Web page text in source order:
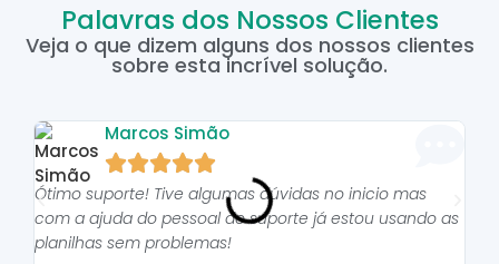
Palavras dos Nossos Clientes
Veja o que dizem alguns dos nossos clientes
sobre esta incrível solução.
Marcos Simão

Ótimo suporte! Tive algumas dúvidas no inicio mas
com a ajuda do pessoal do suporte já estou usando as
planilhas sem problemas!